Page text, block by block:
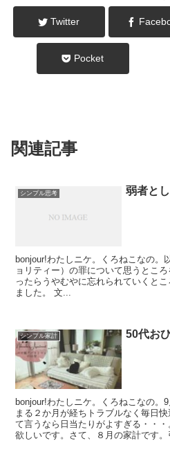
Twitter
Pocket
関連記事
シンプル思考 弱者と
bonjour!わたしニケ。くろねこなの。
ョリティー）の罪について思うとこ
ったらうやむやに忘れられていくと
ました。 文...
シンプル家計 50代お
bonjour!わたしニケ。くろねこなの。
まる２か月が経ちトラブルなく毎日
て言うなら日当たりがよすぎる・・
欲しいです。さて、８月の家計です。